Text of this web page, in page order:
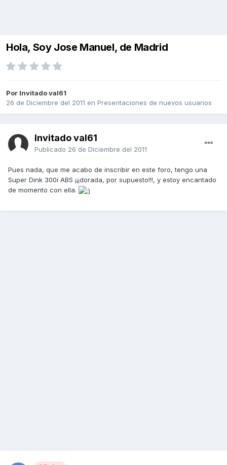
Hola, Soy Jose Manuel, de Madrid
Por Invitado val61
26 de Diciembre del 2011 en Presentaciones de nuevos usuarios
Invitado val61
Publicado 26 de Diciembre del 2011
Pues nada, que me acabo de inscribir en este foro, tengo una
Super Dink 300i ABS ¡¡¡dorada, por supuesto!!!, y estoy encantado
de momento con ella.